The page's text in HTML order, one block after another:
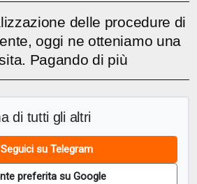
delle procedure di
oggi ne otteniamo una
Pagando di più
di tutti gli altri
Seguici su Telegram
preferita su Google